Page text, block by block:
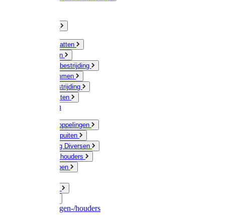
Muizen / Ratten
Drukspuiten
Ongediertebestrijding
Mollenklemmen
Onkruidbestrijding
Vliegenkasten
Meststoffen
Messing koppelingen
Gieters / Spuiten
Besproeiing Diversen
Slangen & houders
Waterpompen
Slangenwagen-/houders